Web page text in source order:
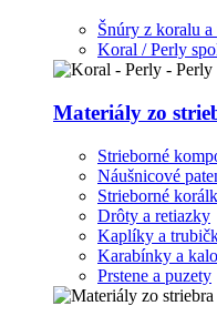
Šnúry z koralu a
Koral / Perly
Materiály zo
Strieborné
Náušnicové
Strieborné
Drôty a retiazky
Kaplíky a
Karabínky a
Prstene a puzety